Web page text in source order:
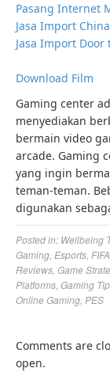
Pasang Internet
Jasa Import China
Jasa Import Door
Download Film
Gaming center
menyediakan
bermain video
arcade. Gaming
yang ingin
teman-teman.
digunakan
Posted in: Wellbeing
Gaming Esports FIFA
Reviews Game
Platforms Gaming
Online Gaming PES
Comments are
open.